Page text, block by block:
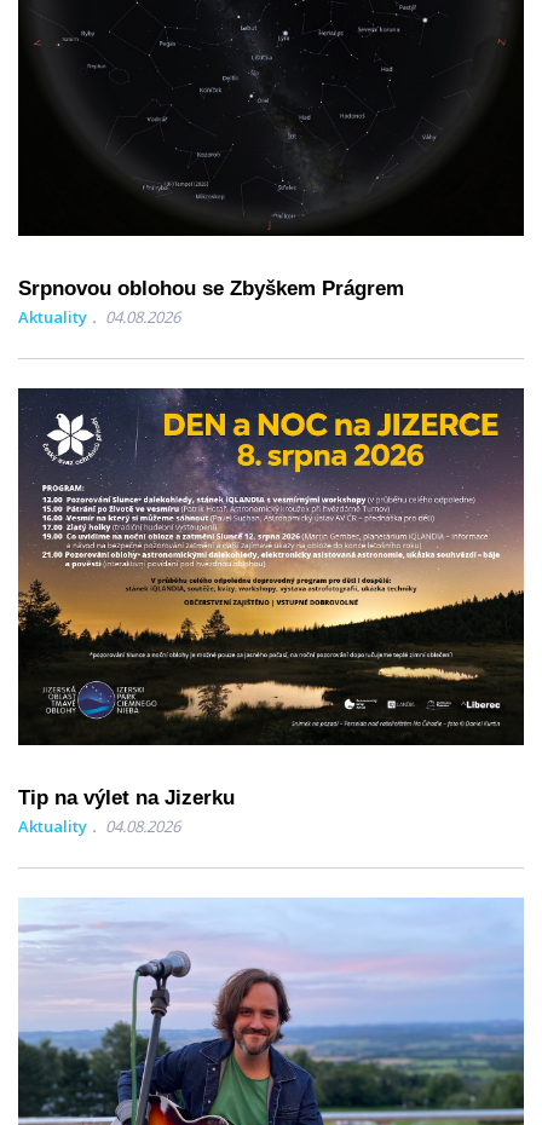
Srpnovou oblohou se Zbyškem Prágrem
Aktuality 04.08.2026
Tip na výlet na Jizerku
Aktuality 04.08.2026